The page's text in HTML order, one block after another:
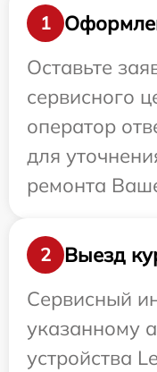
1
Оставьте
сервисного
оператор
для
ремонта
2
Выезд
Сервисный
указанному
устройства